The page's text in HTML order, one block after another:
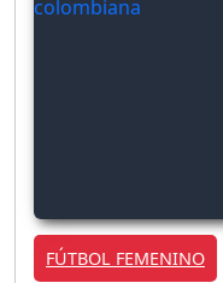
FÚTBOL FEMENINO